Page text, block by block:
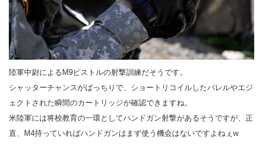
陸軍中尉によるM9ピストルの射撃訓練だそうです。
シャッターチャンスがばっちりで、ショートリコイルしたバレルやエジ
ェクトされた瞬間のカートリッジが確認できますね。
米陸軍には将校教育の一環としてハンドガン射撃があるそうですが、正
直、M4持っていればハンドガンはまず使う機会はないですよねぇw